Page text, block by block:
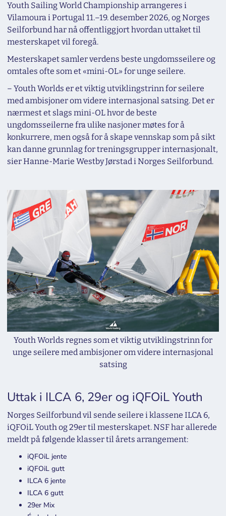
Youth Sailing World Championship arrangeres i
Vilamoura i Portugal 11.–19. desember 2026, og Norges
Seilforbund har nå offentliggjort hvordan uttaket til
mesterskapet vil foregå.
Mesterskapet samler verdens beste ungdomsseilere og
omtales ofte som et «mini-OL» for unge seilere.
– Youth Worlds er et viktig utviklingstrinn for seilere
med ambisjoner om videre internasjonal satsing. Det er
nærmest et slags mini-OL hvor de beste
ungdomsseilerne fra ulike nasjoner møtes for å
konkurrere, men også for å skape vennskap som på sikt
kan danne grunnlag for treningsgrupper internasjonalt,
sier Hanne-Marie Westby Jørstad i Norges Seilforbund.
Youth Worlds regnes som et viktig utviklingstrinn for
unge seilere med ambisjoner om videre internasjonal
satsing
Uttak i ILCA 6, 29er og iQFOiL Youth
Norges Seilforbund vil sende seilere i klassene ILCA 6,
iQFOiL Youth og 29er til mesterskapet. NSF har allerede
meldt på følgende klasser til årets arrangement:
iQFOiL jente
iQFOiL gutt
ILCA 6 jente
ILCA 6 gutt
29er Mix